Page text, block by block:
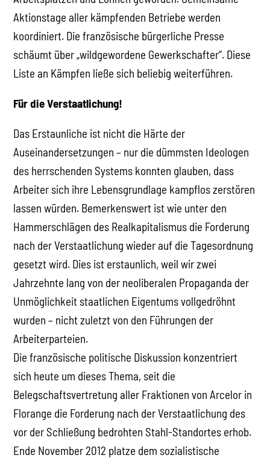
Aktionstage aller kämpfenden Betriebe werden
koordiniert. Die französische bürgerliche Presse
schäumt über „wildgewordene Gewerkschafter“. Diese
Liste an Kämpfen ließe sich beliebig weiterführen.
Für die Verstaatlichung!
Das Erstaunliche ist nicht die Härte der
Auseinandersetzungen – nur die dümmsten Ideologen
des herrschenden Systems konnten glauben, dass
Arbeiter sich ihre Lebensgrundlage kampflos zerstören
lassen würden. Bemerkenswert ist wie unter den
Hammerschlägen des Realkapitalismus die Forderung
nach der Verstaatlichung wieder auf die Tagesordnung
gesetzt wird. Dies ist erstaunlich, weil wir zwei
Jahrzehnte lang von der neoliberalen Propaganda der
Unmöglichkeit staatlichen Eigentums vollgedröhnt
wurden – nicht zuletzt von den Führungen der
Arbeiterparteien.
Die französische politische Diskussion konzentriert
sich heute um dieses Thema, seit die
Belegschaftsvertretung aller Fraktionen von Arcelor in
Florange die Forderung nach der Verstaatlichung des
vor der Schließung bedrohten Stahl-Standortes erhob.
Ende November 2012 platze dem sozialistische